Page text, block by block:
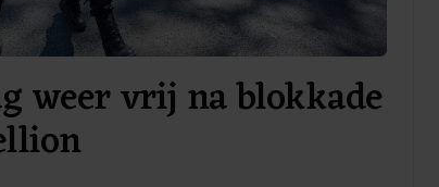
weer vrij na blokkade